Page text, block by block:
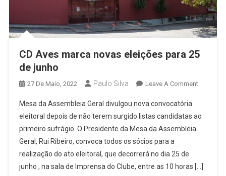
CD Aves marca novas eleições para 25
de junho
27 De Maio, 2022 Paulo Silva Leave A CommentOn
Marca
25
Mesa da Assembleia Geral divulgou nova convocatória
eleitoral depois de não terem surgido listas candidatas ao
primeiro sufrágio. O Presidente da Mesa da Assembleia
Geral, Rui Ribeiro, convoca todos os sócios para a
realização do ato eleitoral, que decorrerá no dia 25 de
junho , na sala de Imprensa do Clube, entre as 10 horas […]